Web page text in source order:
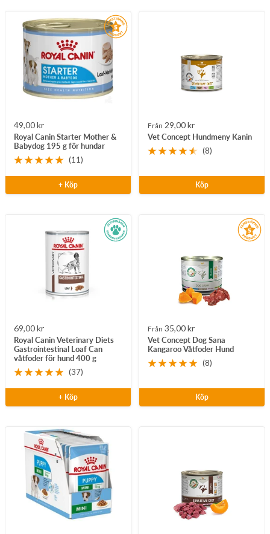
Rea-
pris
49,00 kr
Royal Canin Starter Mother &
Babydog 195 g för hundar
(11)
+ Köp
Rea-
pris
Från 29,00 kr
Vet Concept Hundmeny Kanin
(8)
Köp
Rea-
pris
69,00 kr
Royal Canin Veterinary Diets
Gastrointestinal Loaf Can
våtfoder för hund 400 g
(37)
+ Köp
Rea-
pris
Från 35,00 kr
Vet Concept Dog Sana
Kangaroo Våtfoder Hund
(8)
Köp